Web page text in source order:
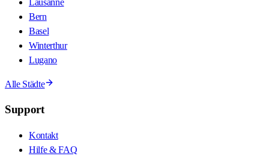
Bern
Basel
Winterthur
Lugano
Alle Städte
Support
Kontakt
Hilfe & FAQ